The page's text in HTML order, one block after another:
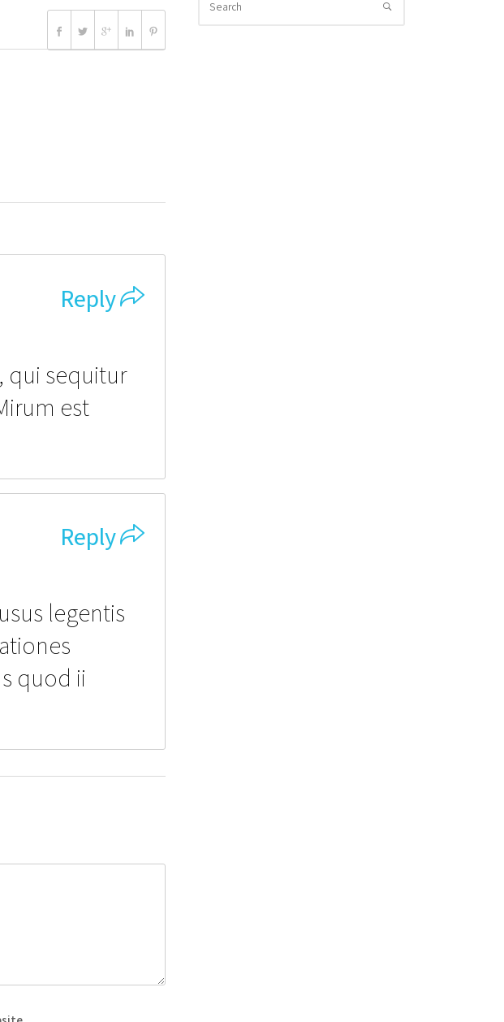
Reply
qui sequitur
est
Reply
legentis
quod ii